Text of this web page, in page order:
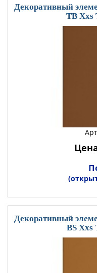
Декоративный
TB Xxs
Декоративный
BS Xxs